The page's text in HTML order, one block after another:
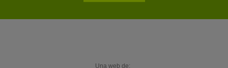
Una web de: